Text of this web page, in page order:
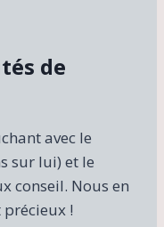
de
avec le
sur lui) et le
conseil. Nous en
!